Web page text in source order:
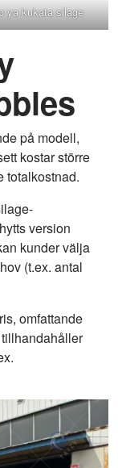
ya kukata silage
på modell,
kostar större
totalkostnad.
version
kunder välja
(t.ex. antal
omfattande